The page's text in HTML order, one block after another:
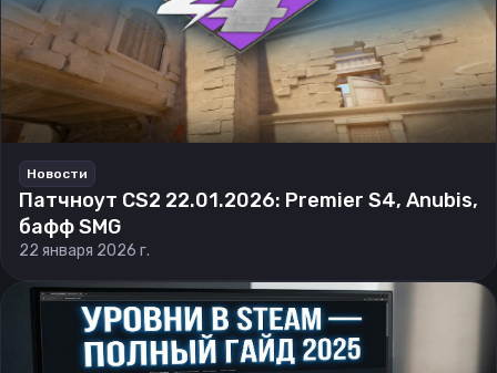
Новости
Патчноут CS2 22.01.2026: Premier S4, Anubis,
бафф SMG
22 января 2026 г.